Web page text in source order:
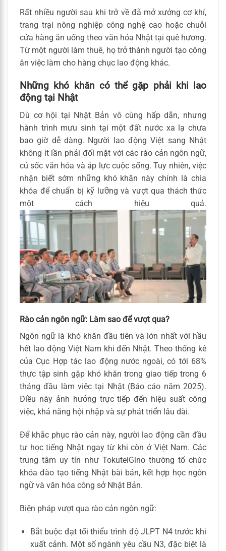
Rất nhiều người sau khi trở về đã mở xưởng cơ khí,
trang trại nông nghiệp công nghệ cao hoặc chuỗi
cửa hàng ăn uống theo văn hóa Nhật tại quê hương.
Từ một người làm thuê, họ trở thành người tạo công
ăn việc làm cho hàng chục lao động khác.
Những khó khăn có thể gặp phải khi lao
động tại Nhật
Dù cơ hội tại Nhật Bản vô cùng hấp dẫn, nhưng
hành trình mưu sinh tại một đất nước xa lạ chưa
bao giờ dễ dàng. Người lao động Việt sang Nhật
không ít lần phải đối mặt với các rào cản ngôn ngữ,
cú sốc văn hóa và áp lực cuộc sống. Tuy nhiên, việc
nhận biết sớm những khó khăn này chính là chìa
khóa để chuẩn bị kỹ lưỡng và vượt qua thách thức
một cách hiệu quả.
Rào cản ngôn ngữ: Làm sao để vượt qua?
Ngôn ngữ là khó khăn đầu tiên và lớn nhất với hầu
hết lao động Việt Nam khi đến Nhật. Theo thống kê
của Cục Hợp tác lao động nước ngoài, có tới 68%
thực tập sinh gặp khó khăn trong giao tiếp trong 6
tháng đầu làm việc tại Nhật (Báo cáo năm 2025).
Điều này ảnh hưởng trực tiếp đến hiệu suất công
việc, khả năng hội nhập và sự phát triển lâu dài.
Để khắc phục rào cản này, người lao động cần đầu
tư học tiếng Nhật ngay từ khi còn ở Việt Nam. Các
trung tâm uy tín như TokuteiGino thường tổ chức
khóa đào tạo tiếng Nhật bài bản, kết hợp học ngôn
ngữ và văn hóa công sở Nhật Bản.
Biện pháp vượt qua rào cản ngôn ngữ:
Bắt buộc đạt tối thiểu trình độ JLPT N4 trước khi
xuất cảnh. Một số ngành yêu cầu N3, đặc biệt là